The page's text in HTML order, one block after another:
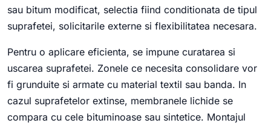
sau bitum modificat, selectia fiind conditionata de tipul
suprafetei, solicitarile externe si flexibilitatea necesara.
Pentru o aplicare eficienta, se impune curatarea si
uscarea suprafetei. Zonele ce necesita consolidare vor
fi grunduite si armate cu material textil sau banda. In
cazul suprafetelor extinse, membranele lichide se
compara cu cele bituminoase sau sintetice. Montajul